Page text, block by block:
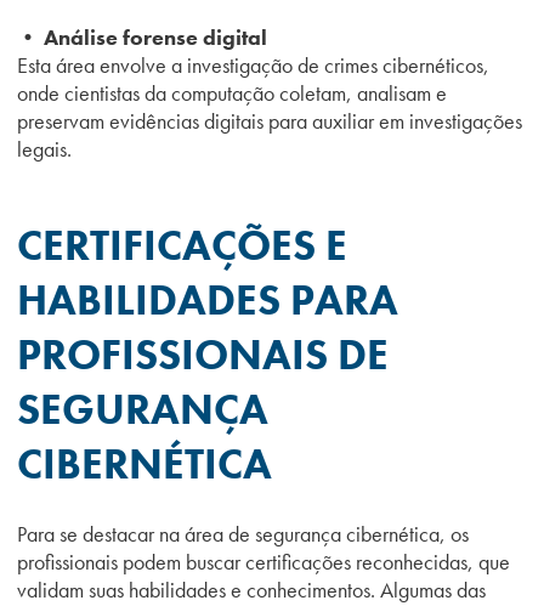
• Análise forense digital
Esta área envolve a investigação de crimes cibernéticos,
onde cientistas da computação coletam, analisam e
preservam evidências digitais para auxiliar em investigações
legais.
CERTIFICAÇÕES E
HABILIDADES PARA
PROFISSIONAIS DE
SEGURANÇA
CIBERNÉTICA
Para se destacar na área de segurança cibernética, os
profissionais podem buscar certificações reconhecidas, que
validam suas habilidades e conhecimentos. Algumas das